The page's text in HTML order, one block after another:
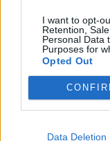
I want to opt-
Retention,
Personal Data
Purposes for
Opted Out
Data Deletion